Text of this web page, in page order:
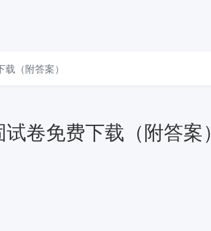
（附答案）
卷免费下载（附答案）